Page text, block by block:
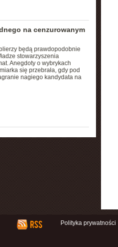
na cenzurowanym
będą prawdopodobnie
stowarzyszenia
Anegdoty o wybrykach
się przebrała, gdy pod
nagiego kandydata na
Polityka prywatności